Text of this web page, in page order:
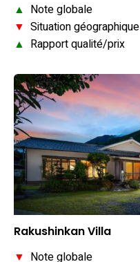
▲ Note globale
▼ Situation géographique
▲ Rapport qualité/prix
Rakushinkan Villa
▼ Note globale